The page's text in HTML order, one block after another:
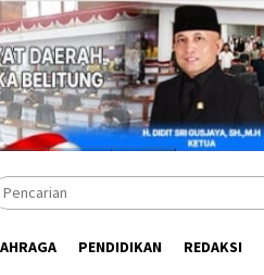
PENDIDIKAN REDAKSI